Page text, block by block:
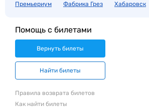
Премьериум
Фабрика Грез Хабаровск
Помощь с билетами
Вернуть билеты
Найти билеты
Правила возврата билетов
Как найти билеты